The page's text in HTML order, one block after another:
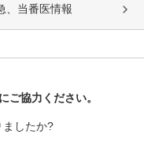
、当番医情報
ご協力ください。
ましたか?